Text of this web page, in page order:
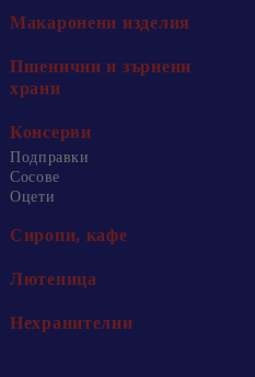
Макаронени изделия
Пшенични и зърнени
храни
Консерви
Подправки
Сосове
Оцети
Сиропи, кафе
Лютеница
Нехранителни